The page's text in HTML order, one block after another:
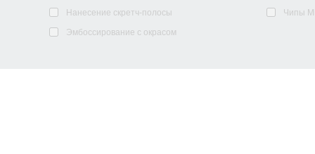
Нанесение скретч-полосы
Эмбоссирование с окрасом
Чипы